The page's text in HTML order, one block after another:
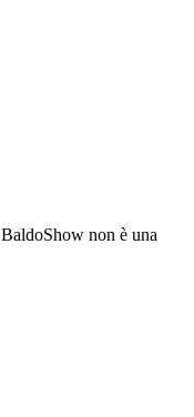
BaldoShow non è una